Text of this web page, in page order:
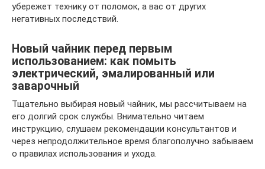
убережет технику от поломок, а вас от других
негативных последствий.
Новый чайник перед первым
использованием: как помыть
электрический, эмалированный или
заварочный
Тщательно выбирая новый чайник, мы рассчитываем на
его долгий срок службы. Внимательно читаем
инструкцию, слушаем рекомендации консультантов и
через непродолжительное время благополучно забываем
о правилах использования и ухода.